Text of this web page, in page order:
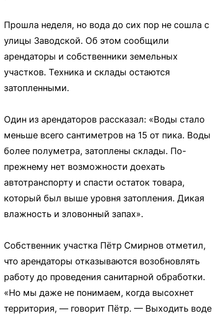
Прошла неделя, но вода до сих пор не сошла с
улицы Заводской. Об этом сообщили
арендаторы и собственники земельных
участков. Техника и склады остаются
затопленными.
Один из арендаторов рассказал: «Воды стало
меньше всего сантиметров на 15 от пика. Воды
более полуметра, затоплены склады. По-
прежнему нет возможности доехать
автотранспорту и спасти остаток товара,
который был выше уровня затопления. Дикая
влажность и зловонный запах».
Собственник участка Пётр Смирнов отметил,
что арендаторы отказываются возобновлять
работу до проведения санитарной обработки.
«Но мы даже не понимаем, когда высохнет
территория, — говорит Пётр. — Выходить воде